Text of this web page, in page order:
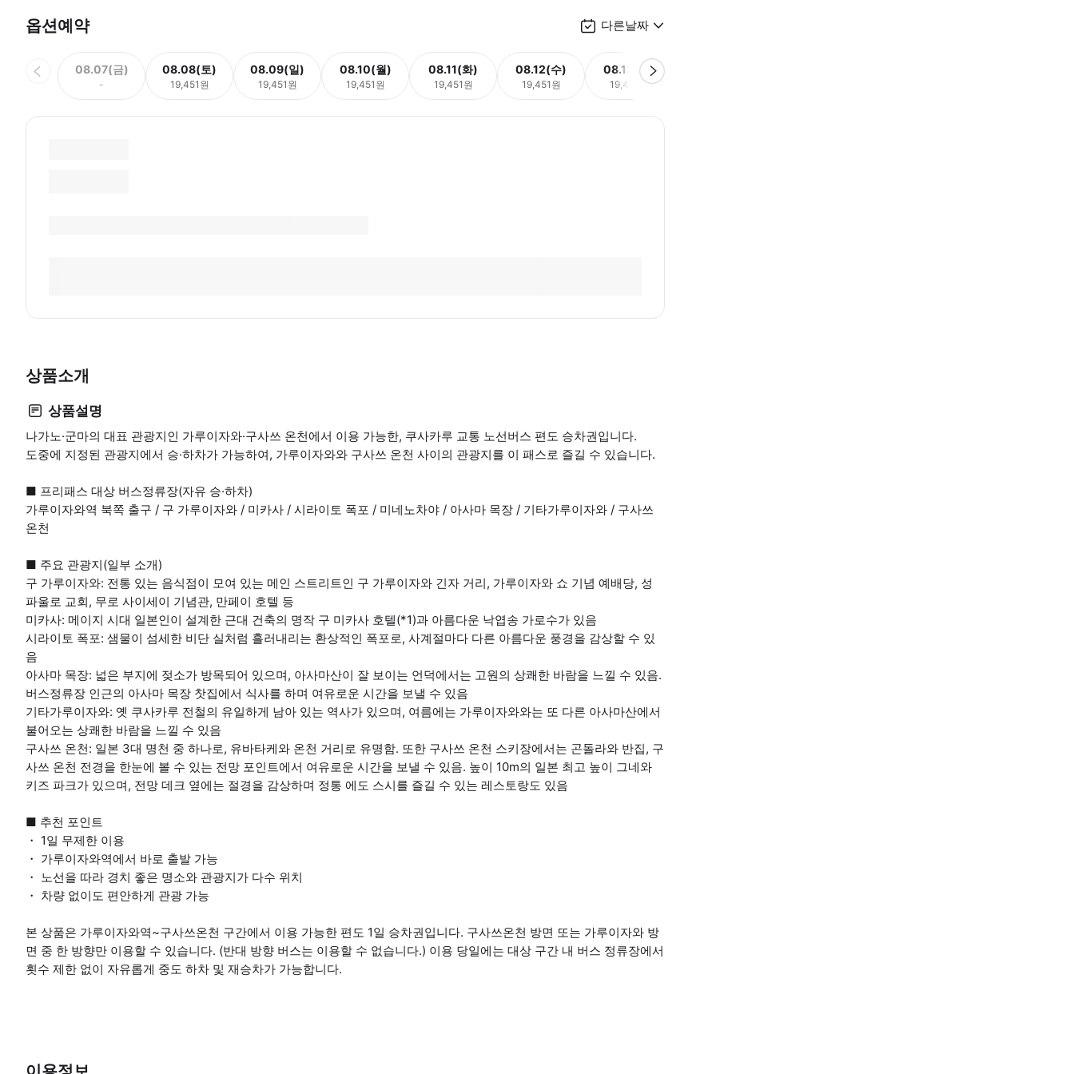
옵션예약 다른날짜
08.07(금)
-
08.08(토)
19,451원
08.09(일)
19,451원
08.10(월)
19,451원
08.11(화)
19,451원
08.12(수)
19,451원
08.13(목)
19,451원
상품소개
상품설명
나가노·군마의 대표 관광지인 가루이자와·구사쓰 온천에서 이용 가능한, 쿠사카루 교통 노선버스 편도 승차권입니다.
도중에 지정된 관광지에서 승·하차가 가능하여, 가루이자와와 구사쓰 온천 사이의 관광지를 이 패스로 즐길 수 있습니다.
■ 프리패스 대상 버스정류장(자유 승·하차)
가루이자와역 북쪽 출구 / 구 가루이자와 / 미카사 / 시라이토 폭포 / 미네노차야 / 아사마 목장 / 기타가루이자와 / 구사쓰
온천
■ 주요 관광지(일부 소개)
구 가루이자와: 전통 있는 음식점이 모여 있는 메인 스트리트인 구 가루이자와 긴자 거리, 가루이자와 쇼 기념 예배당, 성
파울로 교회, 무로 사이세이 기념관, 만페이 호텔 등
미카사: 메이지 시대 일본인이 설계한 근대 건축의 명작 구 미카사 호텔(*1)과 아름다운 낙엽송 가로수가 있음
시라이토 폭포: 샘물이 섬세한 비단 실처럼 흘러내리는 환상적인 폭포로, 사계절마다 다른 아름다운 풍경을 감상할 수 있
음
아사마 목장: 넓은 부지에 젖소가 방목되어 있으며, 아사마산이 잘 보이는 언덕에서는 고원의 상쾌한 바람을 느낄 수 있음.
버스정류장 인근의 아사마 목장 찻집에서 식사를 하며 여유로운 시간을 보낼 수 있음
기타가루이자와: 옛 쿠사카루 전철의 유일하게 남아 있는 역사가 있으며, 여름에는 가루이자와와는 또 다른 아사마산에서
불어오는 상쾌한 바람을 느낄 수 있음
구사쓰 온천: 일본 3대 명천 중 하나로, 유바타케와 온천 거리로 유명함. 또한 구사쓰 온천 스키장에서는 곤돌라와 반집, 구
사쓰 온천 전경을 한눈에 볼 수 있는 전망 포인트에서 여유로운 시간을 보낼 수 있음. 높이 10m의 일본 최고 높이 그네와
키즈 파크가 있으며, 전망 데크 옆에는 절경을 감상하며 정통 에도 스시를 즐길 수 있는 레스토랑도 있음
■ 추천 포인트
・ 1일 무제한 이용
・ 가루이자와역에서 바로 출발 가능
・ 노선을 따라 경치 좋은 명소와 관광지가 다수 위치
・ 차량 없이도 편안하게 관광 가능
본 상품은 가루이자와역~구사쓰온천 구간에서 이용 가능한 편도 1일 승차권입니다. 구사쓰온천 방면 또는 가루이자와 방
면 중 한 방향만 이용할 수 있습니다. (반대 방향 버스는 이용할 수 없습니다.) 이용 당일에는 대상 구간 내 버스 정류장에서
횟수 제한 없이 자유롭게 중도 하차 및 재승차가 가능합니다.